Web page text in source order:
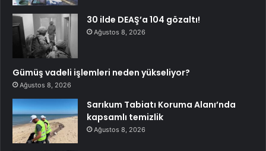
30 ilde DEAŞ’a 104 gözaltı!
Ağustos 8, 2026
Gümüş vadeli işlemleri neden yükseliyor?
Ağustos 8, 2026
Sarıkum Tabiatı Koruma Alanı’nda
kapsamlı temizlik
Ağustos 8, 2026